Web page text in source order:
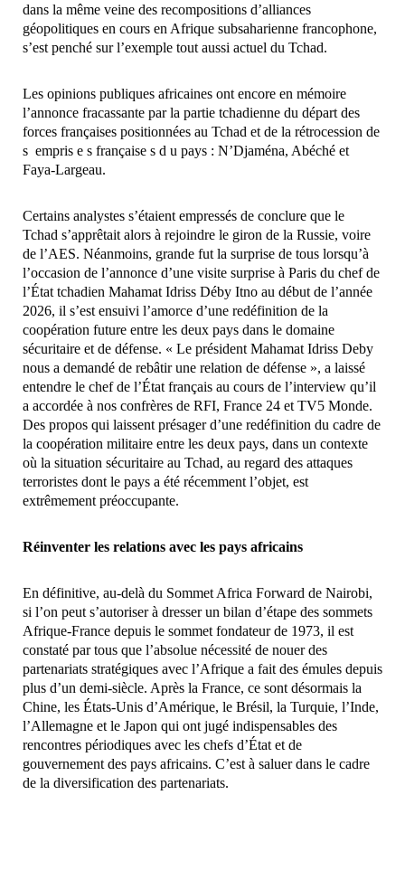
dans la même veine des recompositions d’alliances
géopolitiques en cours en Afrique subsaharienne francophone,
s’est penché sur l’exemple tout aussi actuel du Tchad.
Les opinions publiques africaines ont encore en mémoire
l’annonce fracassante par la partie tchadienne du départ des
forces françaises positionnées au Tchad et de la rétrocession de
s empris e s française s d u pays : N’Djaména, Abéché et
Faya-Largeau.
Certains analystes s’étaient empressés de conclure que le
Tchad s’apprêtait alors à rejoindre le giron de la Russie, voire
de l’AES. Néanmoins, grande fut la surprise de tous lorsqu’à
l’occasion de l’annonce d’une visite surprise à Paris du chef de
l’État tchadien Mahamat Idriss Déby Itno au début de l’année
2026, il s’est ensuivi l’amorce d’une redéfinition de la
coopération future entre les deux pays dans le domaine
sécuritaire et de défense. « Le président Mahamat Idriss Deby
nous a demandé de rebâtir une relation de défense », a laissé
entendre le chef de l’État français au cours de l’interview qu’il
a accordée à nos confrères de RFI, France 24 et TV5 Monde.
Des propos qui laissent présager d’une redéfinition du cadre de
la coopération militaire entre les deux pays, dans un contexte
où la situation sécuritaire au Tchad, au regard des attaques
terroristes dont le pays a été récemment l’objet, est
extrêmement préoccupante.
Réinventer les relations avec les pays africains
En définitive, au-delà du Sommet Africa Forward de Nairobi,
si l’on peut s’autoriser à dresser un bilan d’étape des sommets
Afrique-France depuis le sommet fondateur de 1973, il est
constaté par tous que l’absolue nécessité de nouer des
partenariats stratégiques avec l’Afrique a fait des émules depuis
plus d’un demi-siècle. Après la France, ce sont désormais la
Chine, les États-Unis d’Amérique, le Brésil, la Turquie, l’Inde,
l’Allemagne et le Japon qui ont jugé indispensables des
rencontres périodiques avec les chefs d’État et de
gouvernement des pays africains. C’est à saluer dans le cadre
de la diversification des partenariats.